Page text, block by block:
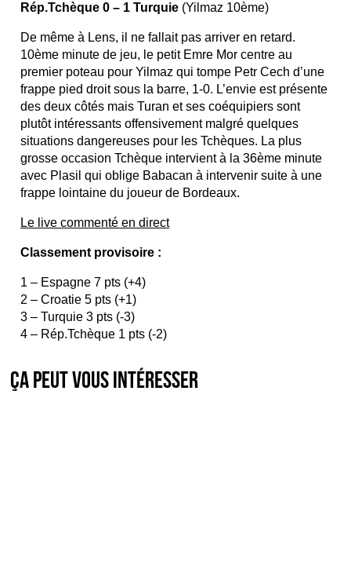
Rép.Tchèque 0 – 1 Turquie (Yilmaz 10ème)
De même à Lens, il ne fallait pas arriver en retard.
10ème minute de jeu, le petit Emre Mor centre au
premier poteau pour Yilmaz qui tompe Petr Cech d’une
frappe pied droit sous la barre, 1-0. L’envie est présente
des deux côtés mais Turan et ses coéquipiers sont
plutôt intéressants offensivement malgré quelques
situations dangereuses pour les Tchèques. La plus
grosse occasion Tchèque intervient à la 36ème minute
avec Plasil qui oblige Babacan à intervenir suite à une
frappe lointaine du joueur de Bordeaux.
Le live commenté en direct
Classement provisoire :
1 – Espagne 7 pts (+4)
2 – Croatie 5 pts (+1)
3 – Turquie 3 pts (-3)
4 – Rép.Tchèque 1 pts (-2)
Ça peut vous intéresser